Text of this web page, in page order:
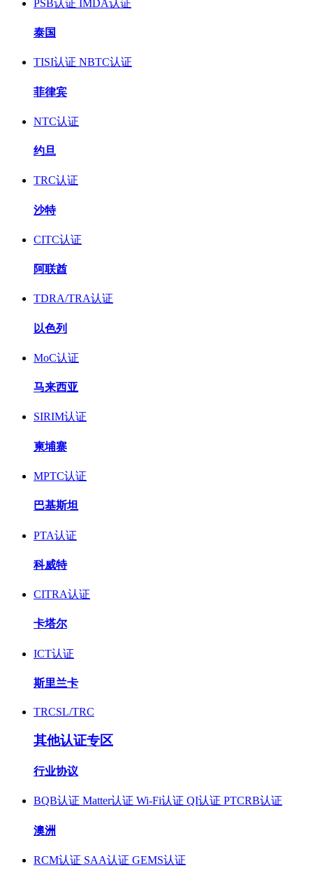
PSB认证 IMDA认证
泰国
TISI认证 NBTC认证
菲律宾
NTC认证
约旦
TRC认证
沙特
CITC认证
阿联酋
TDRA/TRA认证
以色列
MoC认证
马来西亚
SIRIM认证
柬埔寨
MPTC认证
巴基斯坦
PTA认证
科威特
CITRA认证
卡塔尔
ICT认证
斯里兰卡
TRCSL/TRC
其他认证专区
行业协议
BQB认证 Matter认证 Wi-Fi认证 QI认证 PTCRB认证
澳洲
RCM认证 SAA认证 GEMS认证